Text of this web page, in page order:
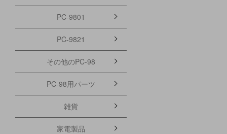
PC-9801
PC-9821
その他のPC-98
PC-98用パーツ
雑貨
家電製品